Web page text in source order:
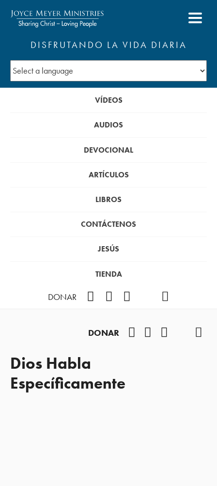
DISFRUTANDO LA VIDA DIARIA
VÍDEOS
AUDIOS
DEVOCIONAL
ARTÍCULOS
LIBROS
CONTÁCTENOS
JESÚS
TIENDA
DONAR
DONAR
Dios Habla
Específicamente